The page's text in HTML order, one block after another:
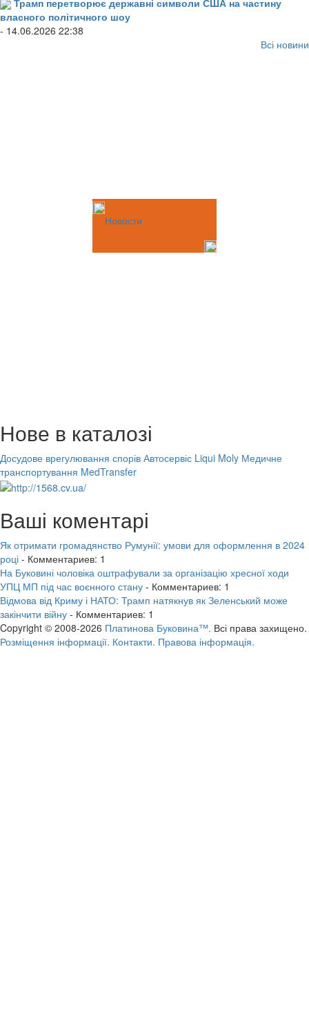
власного політичного шоу
- 14.06.2026 22:38
Всі новини
Новости
Нове в каталозі
Досудове врегулювання спорів Автосервіс Liqui Moly Медичне
транспортування MedTransfer
Ваші коментарі
Як отримати громадянство Румунії: умови для оформлення в 2024
році - Комментариев: 1
На Буковині чоловіка оштрафували за організацію хресної ходи
УПЦ МП під час воєнного стану - Комментариев: 1
Відмова від Криму і НАТО: Трамп натякнув як Зеленський може
закінчити війну - Комментариев: 1
Copyright © 2008-2026 Платинова Буковина™. Всі права захищено.
Розміщення інформації. Контакти. Правова інформація.